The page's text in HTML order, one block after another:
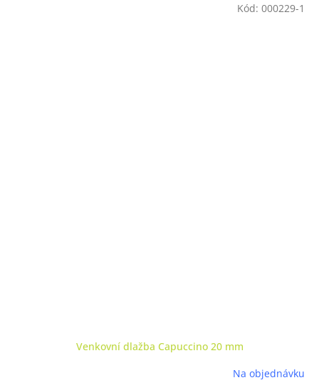
Venkovní dlažba Capuccino 20 mm
Na objednávku
Kód: 000229-1